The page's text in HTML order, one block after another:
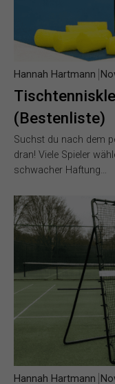
(Bestenliste)
Hannah Hartmann
Suchst du nach dem
dran! Viele Spieler
schwacher Haftung…
Hannah Hartmann